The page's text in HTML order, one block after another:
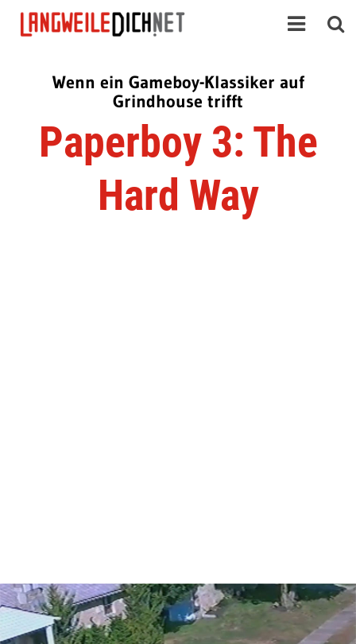
Wenn ein Gameboy-Klassiker auf
Grindhouse trifft
Paperboy 3: The
Hard Way